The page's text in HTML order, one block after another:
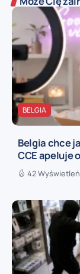
BELGIA
Belgia chce
CCE apeluje
42 Wyświetleń